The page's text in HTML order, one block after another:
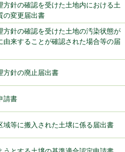
方針の確認を受けた土地内における土
の変更届出書
方針の確認を受けた土地の汚染状態が
由来することが確認された場合等の届
方針の廃止届出書
請書
域等に搬入された土壌に係る届出書